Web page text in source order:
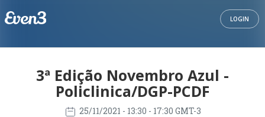
LOGIN
3ª Edição Novembro Azul -
Policlinica/DGP-PCDF
25/11/2021 - 13:30 - 17:30 GMT-3